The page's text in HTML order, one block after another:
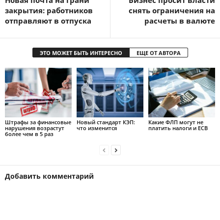
закрытия: работников
отправляют в отпуска
снять ограничения на
расчеты в валюте
ЭТО МОЖЕТ БЫТЬ ИНТЕРЕСНО ЕЩЕ ОТ АВТОРА
Штрафы за финансовые
нарушения возрастут
более чем в 5 раз
Новый стандарт КЭП:
что изменится
Какие ФЛП могут не
платить налоги и ЕСВ
Добавить комментарий